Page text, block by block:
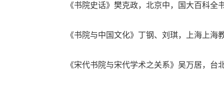
《书院史话》樊克政，北京中，国大百科全
《书院与中国文化》丁钢、刘琪，上海上海
《宋代书院与宋代学术之关系》吴万居，台